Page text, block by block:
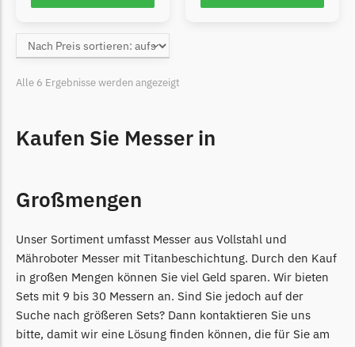
Grouw Messer
Begrenzungsdraht
Honda Messer
Kress
Kress Messer
Begrenzungsdraht
LandXcape
Alle 6 Ergebnisse werden angezeigt
Kaufen Sie Messer in
Großmengen
Unser Sortiment umfasst Messer aus Vollstahl und
Mähroboter Messer mit Titanbeschichtung. Durch den Kauf
in großen Mengen können Sie viel Geld sparen. Wir bieten
Sets mit 9 bis 30 Messern an. Sind Sie jedoch auf der
Suche nach größeren Sets? Dann kontaktieren Sie uns
bitte, damit wir eine Lösung finden können, die für Sie am